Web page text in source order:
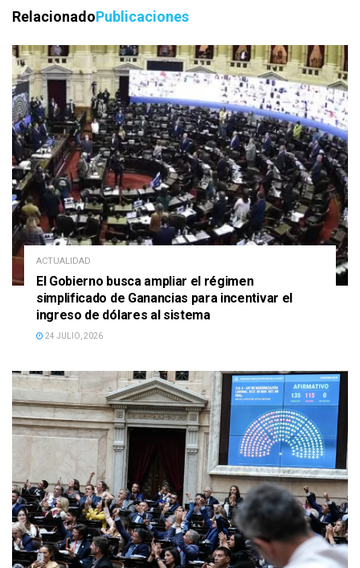
RelacionadoPublicaciones
ACTUALIDAD
El Gobierno busca ampliar el régimen
simplificado de Ganancias para incentivar el
ingreso de dólares al sistema
24 JULIO, 2026